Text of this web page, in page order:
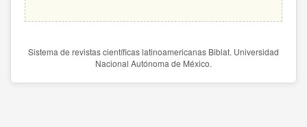
Sistema de revistas científicas latinoamericanas Biblat. Universidad
Nacional Autónoma de México.